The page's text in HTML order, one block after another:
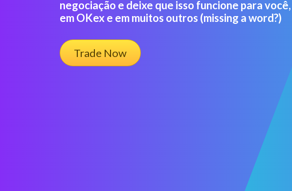
negociação e deixe que isso funcione para você,
em OKex e em muitos outros (missing a word?)
Trade Now